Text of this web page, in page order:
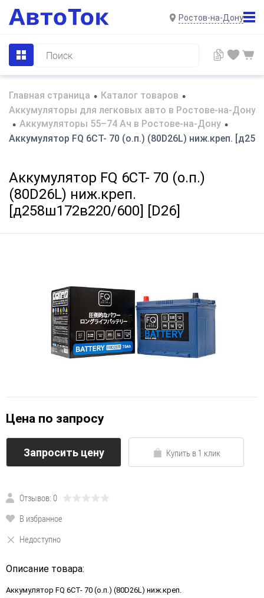
Ростов-на-Дону
Главная страница • Каталог товаров •
Аккумуляторы для легковых авто в Ростове-на-Дону
• Аккумуляторы 55–74 Ач в Ростове-на-Дону •
Аккумулятор FQ 6СТ- 70 (о.п.) (80D26L) ниж.креп.
Аккумулятор FQ 6СТ- 70 (о.п.)
(80D26L) ниж.креп.
[д258ш172в220/600] [D26]
Цена по запросу
Запросить цену Купить в 1 клик
Отзывов: 0
В избранное
Недоступно
Описание товара:
Аккумулятор FQ 6СТ- 70 (о.п.) (80D26L) ниж.креп.